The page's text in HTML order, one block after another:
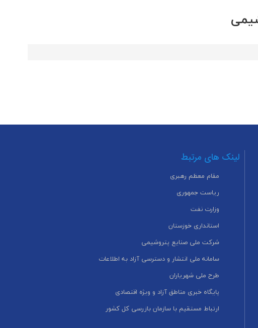
لینک های مرتبط
مقام معظم رهبری
ریاست جمهوری
وزارت نفت
استانداری خوزستان
شرکت ملی صنایع پتروشیمی
سامانه ملی انتشار و دسترسی آزاد به اطلاعات
طرح ملی شهریاران
پایگاه خبری مناطق آزاد و ویژه اقتصادی
ارتباط مستقیم با سازمان بازرسی کل کشور